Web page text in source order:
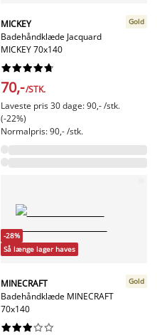
MICKEY
Badehåndklæde Jacquard
MICKEY 70x140
Gold






70,-/STK.
Laveste pris 30 dage: 90,- /stk.
(-22%)
Normalpris: 90,- /stk.
-28%
Så længe lager haves
MINECRAFT
Badehåndklæde MINECRAFT
70x140
Gold





